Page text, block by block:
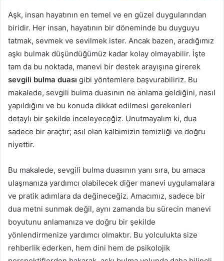
Aşk, insan hayatının en temel ve en güzel duygularından
biridir. Her insan, hayatının bir döneminde bu duyguyu
tatmak, sevmek ve sevilmek ister. Ancak bazen, aradığımız
aşkı bulmak düşündüğümüz kadar kolay olmayabilir. İşte
tam da bu noktada, manevi bir destek arayışına girerek
sevgili bulma duası gibi yöntemlere başvurabiliriz. Bu
makalede, sevgili bulma duasının ne anlama geldiğini, nasıl
yapıldığını ve bu konuda dikkat edilmesi gerekenleri
detaylı bir şekilde inceleyeceğiz. Unutmayalım ki, dua
sadece bir araçtır; asıl olan kalbimizin temizliği ve doğru
niyettir.
Bu makalede, sevgili bulma duasının yanı sıra, bu amaca
ulaşmanıza yardımcı olabilecek diğer manevi uygulamalara
ve pratik adımlara da değineceğiz. Amacımız, sadece bir
dua metni sunmak değil, aynı zamanda bu sürecin manevi
boyutunu anlamanıza ve doğru bir şekilde
yönlendirmenize yardımcı olmaktır. Bu yolculukta size
rehberlik ederken, hem dini hem de psikolojik